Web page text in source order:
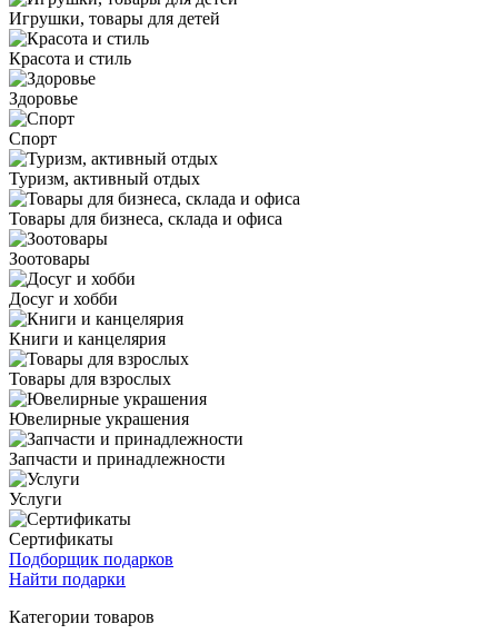
Игрушки, товары для детей
Красота и стиль
Здоровье
Спорт
Туризм, активный отдых
Товары для бизнеса, склада и офиса
Зоотовары
Досуг и хобби
Книги и канцелярия
Товары для взрослых
Ювелирные украшения
Запчасти и принадлежности
Услуги
Сертификаты
Подборщик подарков
Найти подарки
Категории товаров